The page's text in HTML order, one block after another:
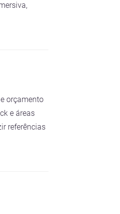
orçamento
e áreas
referências